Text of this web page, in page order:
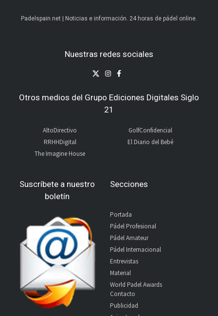
Padelspain.net | Noticias e información. 24 horas de pádel online.
Nuestras redes sociales
Otros medios del Grupo Ediciones Digitales Siglo
21
AltoDirectivo
RRHHDigital
The Imagine House
GolfConfidencial
El Diario del Bebé
Suscríbete a nuestro
boletín
Secciones
Portada
Pádel Profesional
Pádel Amateur
Pádel Internacional
Entrevistas
Material
World Padel Awards
Contacto
Publicidad